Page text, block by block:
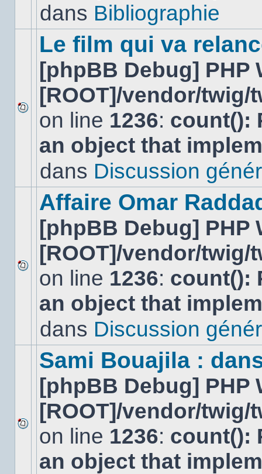
dansdans Bibliographie
Aucun
nouveau
message
non-
dans
Le film qui va
[phpBB Debug] PHP
[ROOT]/vendor/
on line 1236: count():
an object that
dans Discussion
Aucun
nouveau
message
non-
dans
Affaire Omar
[phpBB Debug] PHP
[ROOT]/vendor/
on line 1236: count():
an object that
dans Discussion
Aucun
nouveau
message
non-
Sami Bouajila :
[phpBB Debug] PHP
[ROOT]/vendor/
on line 1236: count():
an object that